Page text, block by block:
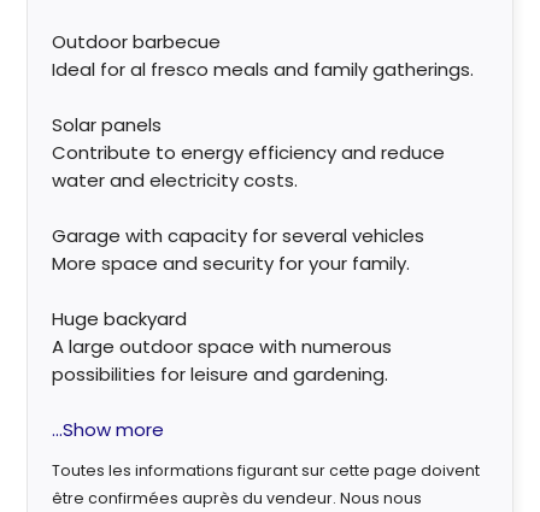
Outdoor barbecue
Ideal for al fresco meals and family gatherings.
Solar panels
Contribute to energy efficiency and reduce
water and electricity costs.
Garage with capacity for several vehicles
More space and security for your family.
Huge backyard
A large outdoor space with numerous
possibilities for leisure and gardening.
...Show more
Toutes les informations figurant sur cette page doivent
être confirmées auprès du vendeur. Nous nous